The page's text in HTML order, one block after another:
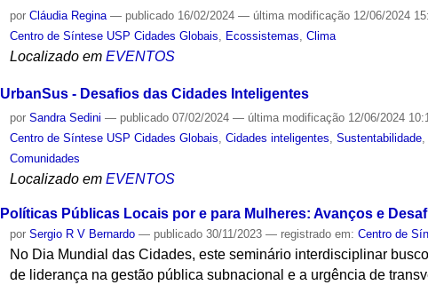
porCláudia Regina — publicado 16/02/2024— última modificação 12/06/2024
Centro de Síntese USP Cidades Globais
Ecossistemas ,Clima
Localizado em EVENTOS
UrbanSus - Desafios das Cidades Inteligentes
porSandra Sedini — publicado 07/02/2024— última modificação 12/06/2024
Centro de Síntese USP Cidades Globais,Cidades inteligentes,Sustentabilidade,
Comunidades
Localizado em EVENTOS
Políticas Públicas Locais por e para Mulheres: Avanços e
porSergio R V Bernardo — publicado 30/11/2023— registrado em:Centro de
No Dia Mundial das Cidades, este seminário interdisciplinar
de liderança na gestão pública subnacional e a urgência de